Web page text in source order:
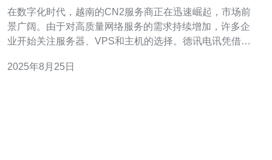
在数字化时代，越南的CN2服务商正在迅速崛起，市场前
景广阔。由于对高质量网络服务的需求持续增加，许多企
业开始关注服务器、VPS和主机的选择。德讯电讯凭借其
现出强劲的发展潜力。 越南CN2服务商的市场现状 近年
2025年8月25日